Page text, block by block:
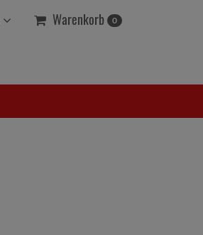
Warenkorb 0